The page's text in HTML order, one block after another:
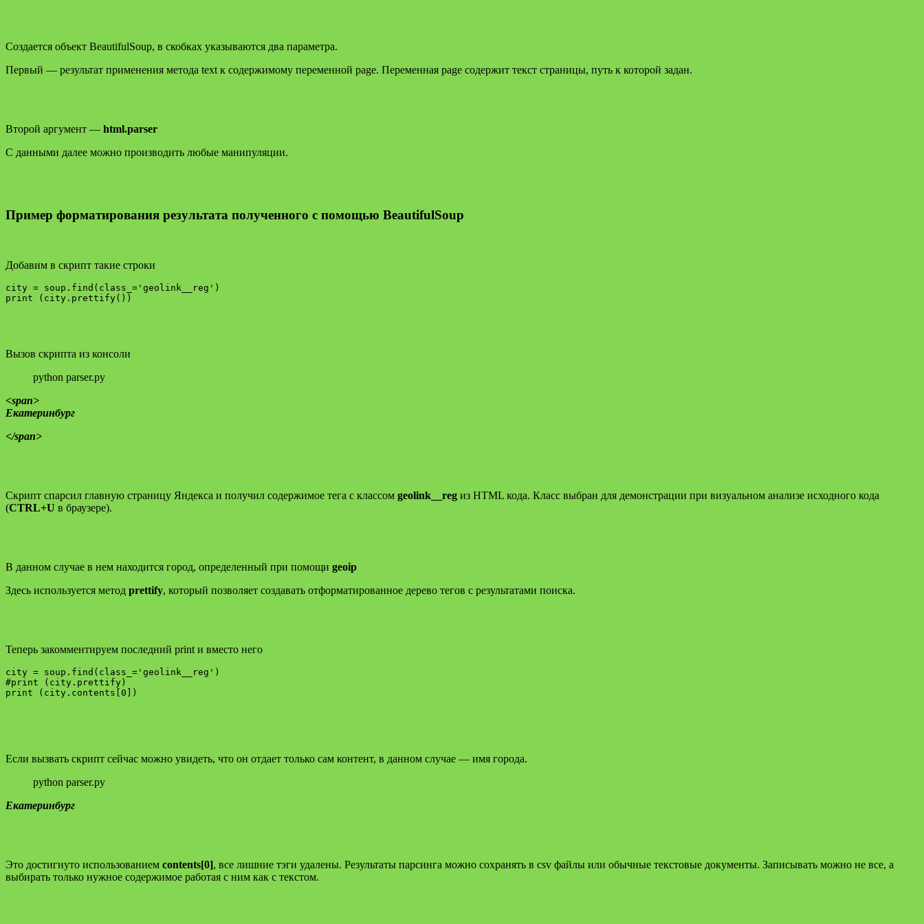
Создается объект BeautifulSoup, в скобках указываются два параметра.
Первый — результат применения метода text к содержимому переменной page. Переменная page содержит текст страницы, путь к которой задан.
Второй аргумент — html.parser
С данными далее можно производить любые манипуляции.
Пример форматирования результата полученного с помощью BeautifulSoup
Добавим в скрипт такие строки
city = soup.find(class_='geolink__reg')
Вызов скрипта из консоли
python parser.py
<span>
Екатеринбург
</span>
Скрипт спарсил главную страницу Яндекса и получил содержимое тега с классом geolink__reg из HTML кода. Класс выбран для демонстрации при визуальном анализе исходного кода
(CTRL+U в браузере).
В данном случае в нем находится город, определенный при помощи geoip
Здесь используется метод prettify, который позволяет создавать отформатированное дерево тегов с результатами поиска.
Теперь закомментируем последний print и вместо него
city = soup.find(class_='geolink__reg')
#print (city.prettify)
print (city.contents[0])
Если вызвать скрипт сейчас можно увидеть, что он отдает только сам контент, в данном случае — имя города.
python parser.py
Екатеринбург
Это достигнуто использованием contents[0], все лишние тэги удалены. Результаты парсинга можно сохранять в csv файлы или обычные текстовые документы. Записывать можно не все, а
выбирать только нужное содержимое работая с ним как с текстом.